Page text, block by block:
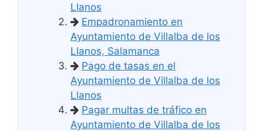
Llanos
Empadronamiento en
Ayuntamiento de Villalba de los
Llanos, Salamanca
Pago de tasas en el
Ayuntamiento de Villalba de los
Llanos
Pagar multas de tráfico en
Ayuntamiento de Villalba de los